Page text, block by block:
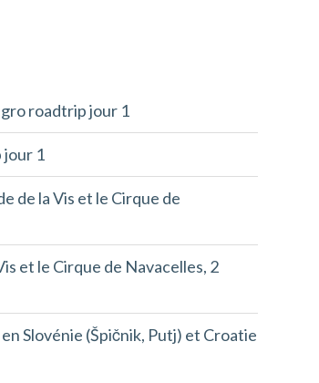
roadtrip jour 1
1
de la Vis et le Cirque de
et le Cirque de Navacelles, 2
Slovénie (Špičnik, Putj) et Croatie